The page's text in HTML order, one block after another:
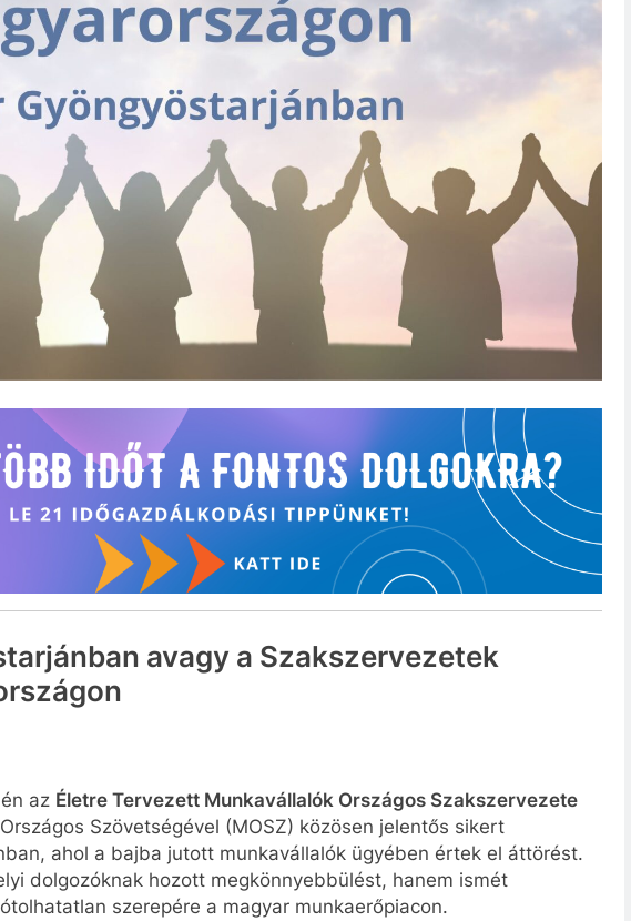
avagy a Szakszervezetek
az Életre Tervezett Munkavállalók Országos Szakszervezete
Szövetségével (MOSZ) közösen jelentős sikert
ahol a bajba jutott munkavállalók ügyében értek el áttörést.
dolgozóknak hozott megkönnyebbülést, hanem ismét
szerepére a magyar munkaerőpiacon.